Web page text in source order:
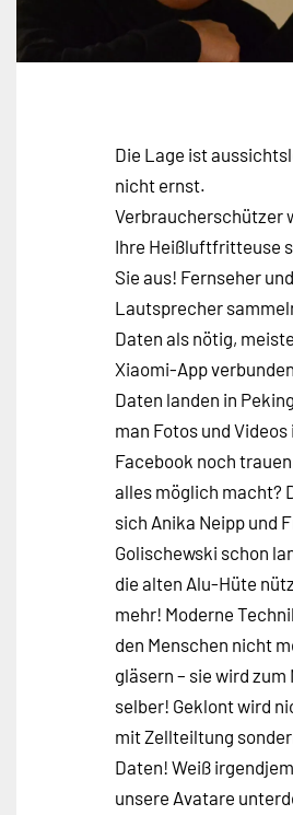
Die Lage ist
nicht ernst.
Verbraucherschützer
Ihre Heißluftfritteuse
Sie aus! Fernseher und
Lautsprecher
Daten als nötig,
Xiaomi-App
Daten landen in
man Fotos und Videos
Facebook noch
alles möglich macht?
sich Anika Neipp und
Golischewski schon
die alten Alu-Hüte
mehr! Moderne
den Menschen nicht
gläsern – sie wird zum
selber! Geklont wird
mit Zellteiltung
Daten! Weiß
unsere Avatare